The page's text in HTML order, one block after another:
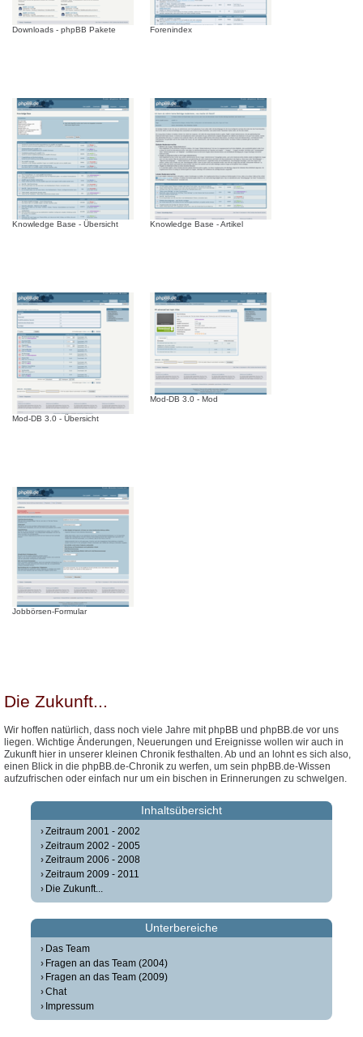
Downloads - phpBB Pakete Forenindex
Knowledge Base - Übersicht Knowledge Base - Artikel
Mod-DB 3.0 - Übersicht
Mod-DB 3.0 - Mod
Jobbörsen-Formular
Die Zukunft...
Wir hoffen natürlich, dass noch viele Jahre mit phpBB und phpBB.de vor uns
liegen. Wichtige Änderungen, Neuerungen und Ereignisse wollen wir auch in
Zukunft hier in unserer kleinen Chronik festhalten. Ab und an lohnt es sich also,
einen Blick in die phpBB.de-Chronik zu werfen, um sein phpBB.de-Wissen
aufzufrischen oder einfach nur um ein bischen in Erinnerungen zu schwelgen.
Inhaltsübersicht
Zeitraum 2001 - 2002
Zeitraum 2002 - 2005
Zeitraum 2006 - 2008
Zeitraum 2009 - 2011
Die Zukunft...
Unterbereiche
Das Team
Fragen an das Team (2004)
Fragen an das Team (2009)
Chat
Impressum